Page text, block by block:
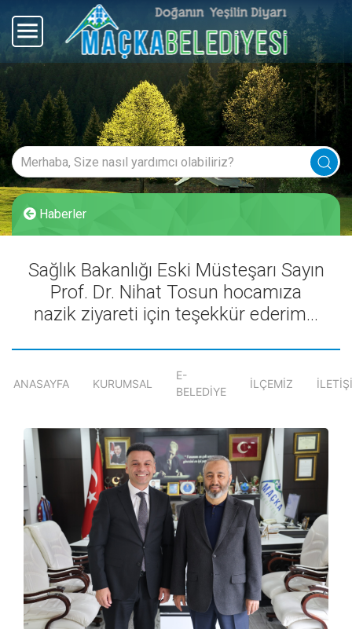
Haberler
Sağlık Bakanlığı Eski Müsteşarı Sayın
Prof. Dr. Nihat Tosun hocamıza
nazik ziyareti için teşekkür ederim...
ANASAYFA KURUMSAL
E-
BELEDİYE
İLÇEMİZ